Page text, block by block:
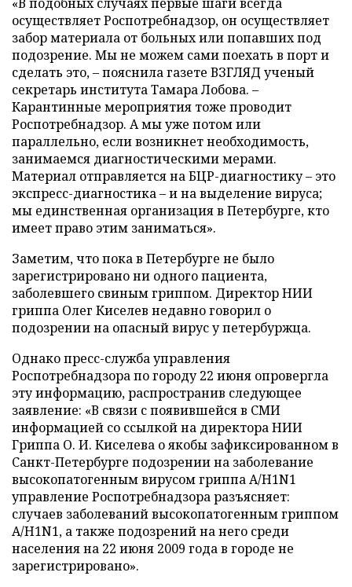
осуществляет Роспотребнадзор, он осуществляет
забор материала от больных или попавших под
подозрение. Мы не можем сами поехать в порт и
сделать это, – пояснила газете ВЗГЛЯД ученый
секретарь института Тамара Лобова. –
Карантинные мероприятия тоже проводит
Роспотребнадзор. А мы уже потом или
параллельно, если возникнет необходимость,
занимаемся диагностическими мерами.
Материал отправляется на БЦР-диагностику – это
экспресс-диагностика – и на выделение вируса;
мы единственная организация в Петербурге, кто
имеет право этим заниматься».
Заметим, что пока в Петербурге не было
зарегистрировано ни одного пациента,
заболевшего свиным гриппом. Директор НИИ
гриппа Олег Киселев недавно говорил о
подозрении на опасный вирус у петербуржца.
Однако пресс-служба управления
Роспотребнадзора по городу 22 июня опровергла
эту информацию, распространив следующее
заявление: «В связи с появившейся в СМИ
информацией со ссылкой на директора НИИ
Гриппа О. И. Киселева о якобы зафиксированном в
Санкт-Петербурге подозрении на заболевание
высокопатогенным вирусом гриппа А/H1N1
управление Роспотребнадзора разъясняет:
случаев заболеваний высокопатогенным гриппом
А/H1N1, а также подозрений на него среди
населения на 22 июня 2009 года в городе не
зарегистрировано».